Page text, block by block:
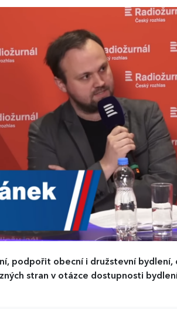
podpořit obecní i družstevní bydlení,
stran v otázce dostupnosti